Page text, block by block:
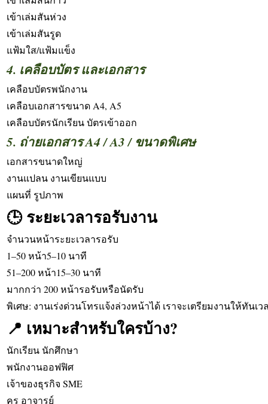
เข้าเล่มสันห่วง
เข้าเล่มสันรูด
แฟ้มใส/แฟ้มแข็ง
4. เคลือบบัตร และเอกสาร
เคลือบบัตรพนักงาน
เคลือบเอกสารขนาด A4, A5
เคลือบบัตรนักเรียน บัตรเข้าออก
5. ถ่ายเอกสาร A4 / A3 / ขนาดพิเศษ
เอกสารขนาดใหญ่
งานแปลน งานเขียนแบบ
แผนที่ รูปภาพ
🕒 ระยะเวลารอรับงาน
จำนวนหน้าระยะเวลารอรับ
1–50 หน้า5–10 นาที
51–200 หน้า15–30 นาที
มากกว่า 200 หน้ารอรับหรือนัดรับ
พิเศษ: งานเร่งด่วนโทรแจ้งล่วงหน้าได้ เราจะเตรียมงานให้ทันเว
📍 เหมาะสำหรับใครบ้าง?
นักเรียน นักศึกษา
พนักงานออฟฟิศ
เจ้าของธุรกิจ SME
ครู อาจารย์